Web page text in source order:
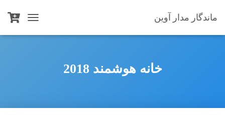
ماندگار مدار آوین
TOGGLE
NAVIGATION
خانه هوشمند 2018